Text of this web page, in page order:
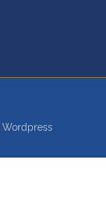
Wordpress